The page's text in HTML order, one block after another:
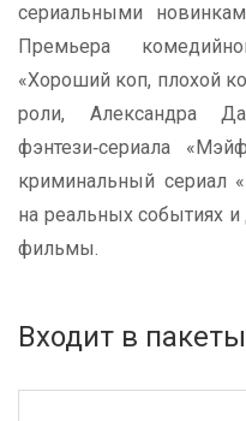
сериальными
Премьера
«Хороший коп, плохой
роли, Александра
фэнтези‑сериала
криминальный сериал
на реальных событиях
фильмы.
Входит в пакеты